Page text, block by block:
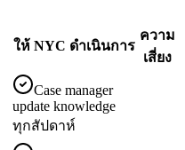
ให้ NYC ดำเนินการ
ความ
เสี่ยง
Case manager
update knowledge
ทุกสัปดาห์